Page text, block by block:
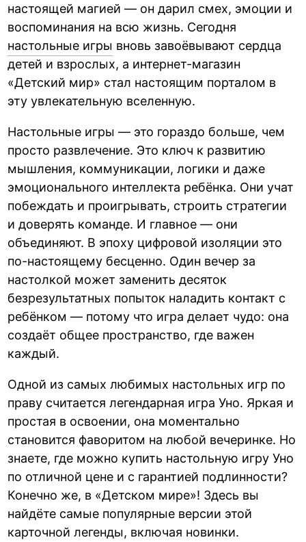
настоящей магией — он дарил смех, эмоции и
воспоминания на всю жизнь. Сегодня
настольные игры вновь завоёвывают сердца
детей и взрослых, а интернет-магазин
«Детский мир» стал настоящим порталом в
эту увлекательную вселенную.
Настольные игры — это гораздо больше, чем
просто развлечение. Это ключ к развитию
мышления, коммуникации, логики и даже
эмоционального интеллекта ребёнка. Они учат
побеждать и проигрывать, строить стратегии
и доверять команде. И главное — они
объединяют. В эпоху цифровой изоляции это
по-настоящему бесценно. Один вечер за
настолкой может заменить десяток
безрезультатных попыток наладить контакт с
ребёнком — потому что игра делает чудо: она
создаёт общее пространство, где важен
каждый.
Одной из самых любимых настольных игр по
праву считается легендарная игра Уно. Яркая и
простая в освоении, она моментально
становится фаворитом на любой вечеринке. Но
знаете, где можно купить настольную игру Уно
по отличной цене и с гарантией подлинности?
Конечно же, в «Детском мире»! Здесь вы
найдёте самые популярные версии этой
карточной легенды, включая новинки.